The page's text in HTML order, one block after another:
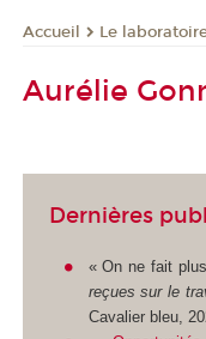
Accueil Le
Aurélie
Dernières
« On ne fait
reçues sur le
Cavalier bleu,